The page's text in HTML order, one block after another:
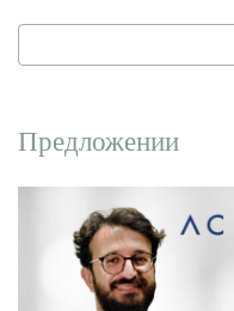
Предложении